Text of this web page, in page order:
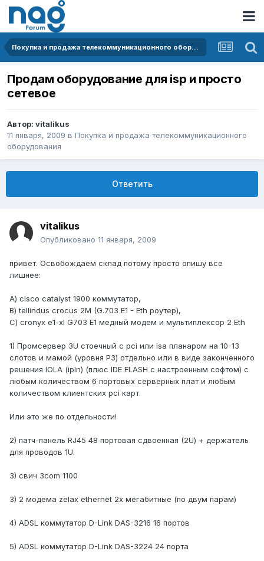
Покупка и продажа телекоммуникационного оборудования
Продам оборудование для isp и просто
сетевое
Автор: vitalikus
11 января, 2009 в Покупка и продажа телекоммуникационного
оборудования
Ответить
vitalikus
Опубликовано 11 января, 2009
привет. Освобождаем склад потому просто опишу все
лишнее:
A) cisco catalyst 1900 коммутатор,
B) tellindus crocus 2M (G.703 E1 - Eth роутер),
C) cronyx e1-xl G703 E1 медный модем и мультиплексор 2 Eth
1) Промсервер 3U стоечный с pci или isa планаром на 10-13
слотов и мамой (уровня P3) отдельно или в виде законченного
решения IOLA (ipln) (плюс IDE FLASH с настроенным софтом) с
любым количеством 6 портовых серверных плат и любым
количеством клиентских pci карт.
Или это же по отдельности!
2) патч-панель RJ45 48 портовая сдвоенная (2U) + держатель
для проводов 1U.
3) свич 3com 1100
3) 2 модема zelax ethernet 2х мегабитные (по двум парам)
4) ADSL коммутатор D-Link DAS-3216 16 портов
5) ADSL коммутатор D-Link DAS-3224 24 порта